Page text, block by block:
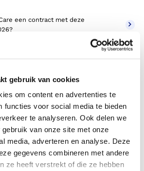
gebruik van cookies
om content en advertenties te
functies voor social media te bieden
te analyseren. Ook delen we
van onze site met onze
media, adverteren en analyse. Deze
gegevens combineren met andere
ze heeft verstrekt of die ze hebben
een contract met deze
voor mijn orthopedische schoenen,
betalen voor orthopedische
vergoed?
nodig van mijn